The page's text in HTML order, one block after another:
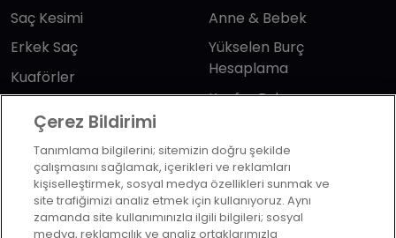
Saç Kesimi
Erkek Saç
Kuaförler
Anne & Bebek
Yükselen Burç
Hesaplama
Kuafor Bulma
Bizi takip edin
Çerez Bildirimi
Tanımlama bilgilerini; sitemizin doğru şekilde
çalışmasını sağlamak, içerikleri ve reklamları
kişiselleştirmek, sosyal medya özellikleri sunmak ve
site trafiğimizi analiz etmek için kullanıyoruz. Aynı
zamanda site kullanımınızla ilgili bilgileri; sosyal
medya, reklamcılık ve analiz ortaklarımızla